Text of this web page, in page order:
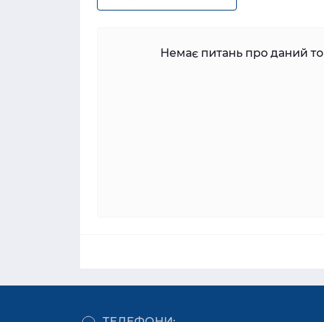
Немає питань про даний